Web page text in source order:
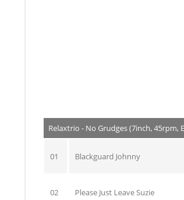
Relaxtrio - No Grudges (7inch, 45rpm,
01 Blackguard Johnny
02 Please Just Leave Suzie